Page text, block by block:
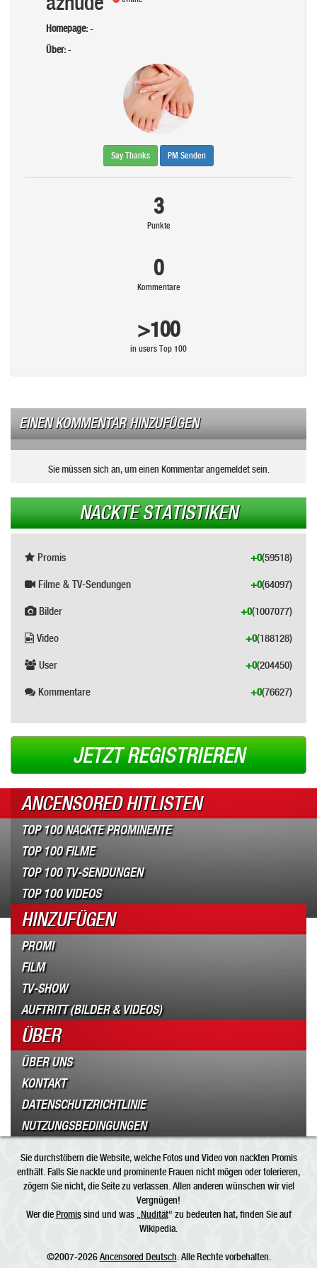
Homepage:-
Über:-
Say Thanks PM Senden
3
Punkte
0
Kommentare
>100
in users Top 100
EINEN KOMMENTAR HINZUFÜGEN
Sie müssen sich an, um einen Kommentar angemeldet sein.
NACKTE STATISTIKEN
Promis (59518)
+0
Filme & TV-Sendungen (64097)
+0
Bilder (1007077)
+0
Video (188128)
+0
User (204450)
+0
Kommentare (76627)
+0
JETZT REGISTRIEREN
ANCENSORED HITLISTEN
TOP 100 NACKTE PROMINENTE
TOP 100 FILME
TOP 100 TV-SENDUNGEN
TOP 100 VIDEOS
HINZUFÜGEN
PROMI
FILM
TV-SHOW
AUFTRITT (BILDER & VIDEOS)
ÜBER
ÜBER UNS
KONTAKT
DATENSCHUTZRICHTLINIE
NUTZUNGSBEDINGUNGEN
Sie durchstöbern die Website, welche Fotos und Video von nackten Promis
enthält. Falls Sie nackte und prominente Frauen nicht mögen oder tolerieren,
zögern Sie nicht, die Seite zu verlassen. Allen anderen wünschen wir viel
Vergnügen!
Wer diePromissind und was „ Nudität“ zu bedeuten hat, finden Sie auf
Wikipedia.
©2007-2026Ancensored Deutsch . Alle Rechte vorbehalten.